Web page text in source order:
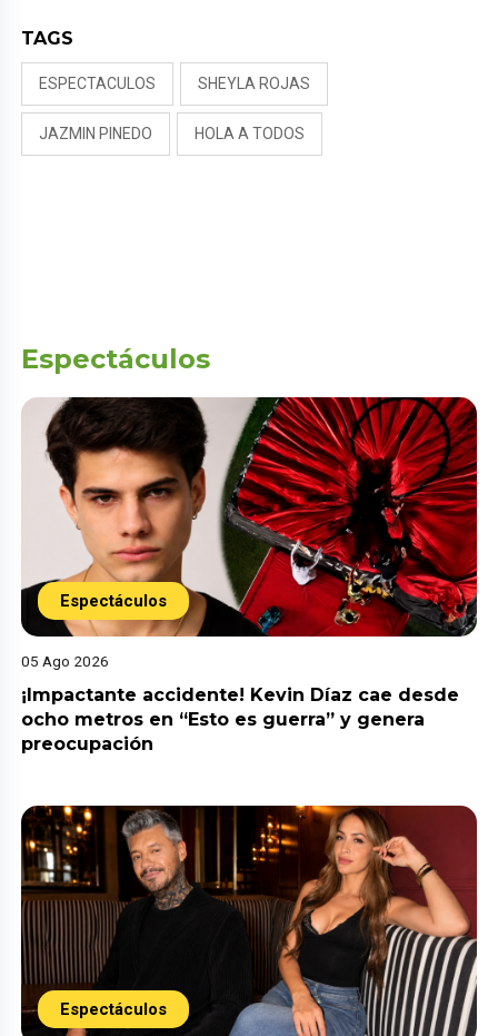
TAGS
ESPECTACULOS SHEYLA ROJAS
JAZMIN PINEDO HOLA A TODOS
Espectáculos
Espectáculos
05 Ago 2026
¡Impactante accidente! Kevin Díaz cae desde
ocho metros en “Esto es guerra” y genera
preocupación
Espectáculos